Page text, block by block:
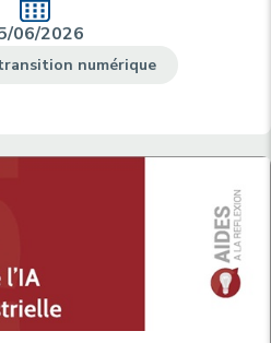
06/2026
numérique